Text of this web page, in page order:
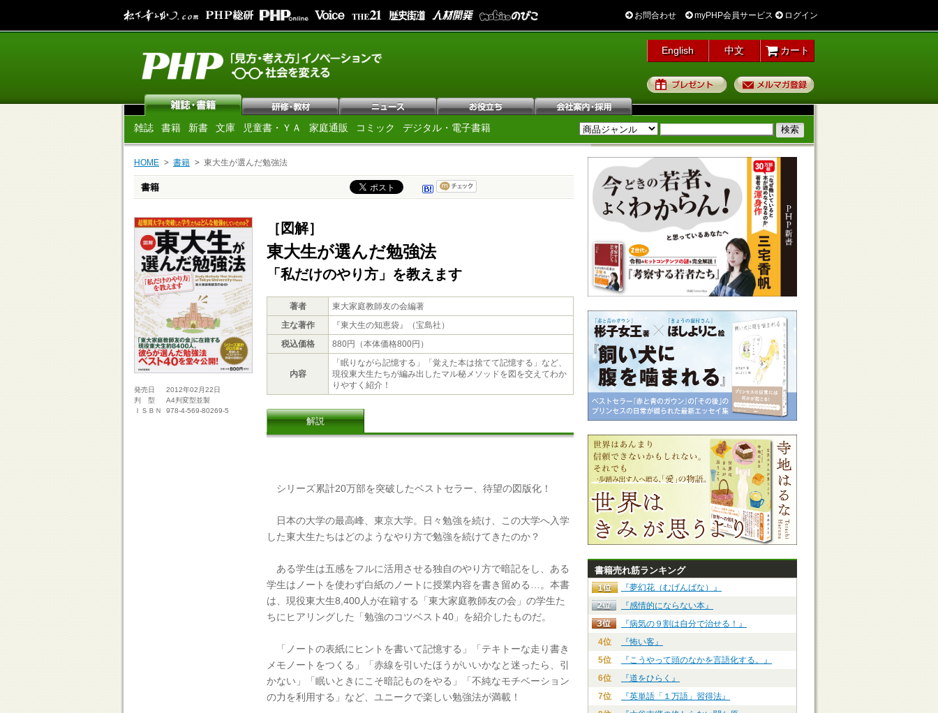
お問合わせ myPHP会員サービス ログイン
English 中文 カート
プレゼント
雑誌 書籍 新書 文庫 児童書・ＹＡ 家庭通販 コミック デジタル・電子書籍
HOME 書籍 東大生が選んだ勉強法
書籍
発売日
2012年02月22日
判 型
A4判変型並製
ＩＳＢＮ
978-4-569-80269-5
［図解］
東大生が選んだ勉強法
「私だけのやり方」を教えます
著者
東大家庭教師友の会編著
主な著作
『東大生の知恵袋』（宝島社）
税込価格
880円（本体価格800円）
内容
「眠りながら記憶する」「覚えた本は捨てて記憶する」など、
現役東大生たちが編み出したマル秘メソッドを図を交えてわか
りやすく紹介！
解説
シリーズ累計20万部を突破したベストセラー、待望の図版化！
日本の大学の最高峰、東京大学。日々勉強を続け、この大学へ入学
した東大生たちはどのようなやり方で勉強を続けてきたのか？
ある学生は五感をフルに活用させる独自のやり方で暗記をし、ある
学生はノートを使わず白紙のノートに授業内容を書き留める…。本書
は、現役東大生8,400人が在籍する「東大家庭教師友の会」の学生た
ちにヒアリングした「勉強のコツベスト40」を紹介したものだ。
「ノートの表紙にヒントを書いて記憶する」「テキトーな走り書き
メモノートをつくる」「赤線を引いたほうがいいかなと迷ったら、引
かない」「眠いときにこそ暗記ものをやる」「不純なモチベーション
の力を利用する」など、ユニークで楽しい勉強法が満載！
書籍売れ筋ランキング
『夢幻花（むげんばな）』
『感情的にならない本』
『病気の９割は自分で治せる！』
4位
『怖い客』
5位
『こうやって頭のなかを言語化する。』
6位
『道をひらく』
7位
『英単語「１万語」習得法』